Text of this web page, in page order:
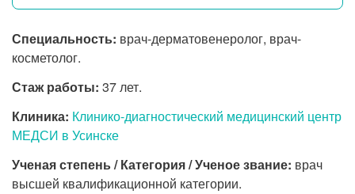
Специальность: врач-дерматовенеролог, врач-
косметолог.
Стаж работы: 37 лет.
Клиника: Клинико-диагностический медицинский центр
МЕДСИ в Усинске
Ученая степень / Категория / Ученое звание: врач
высшей квалификационной категории.